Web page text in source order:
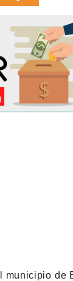
municipio de